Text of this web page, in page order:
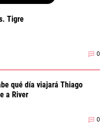
Tigre
0
qué día viajará Thiago
a River
0